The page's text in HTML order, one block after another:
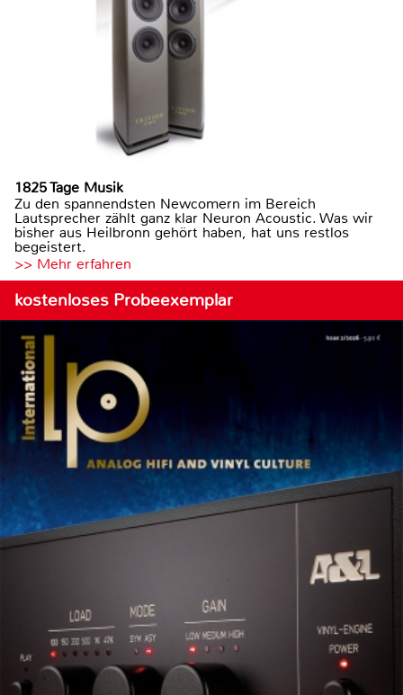
1825 Tage Musik
Zu den spannendsten Newcomern im Bereich
Lautsprecher zählt ganz klar Neuron Acoustic. Was wir
bisher aus Heilbronn gehört haben, hat uns restlos
begeistert.
>> Mehr erfahren
kostenloses Probeexemplar